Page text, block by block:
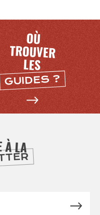
OÙ
TROUVER
LES
GUIDES ?
À LA